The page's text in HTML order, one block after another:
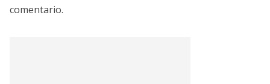
comentario.